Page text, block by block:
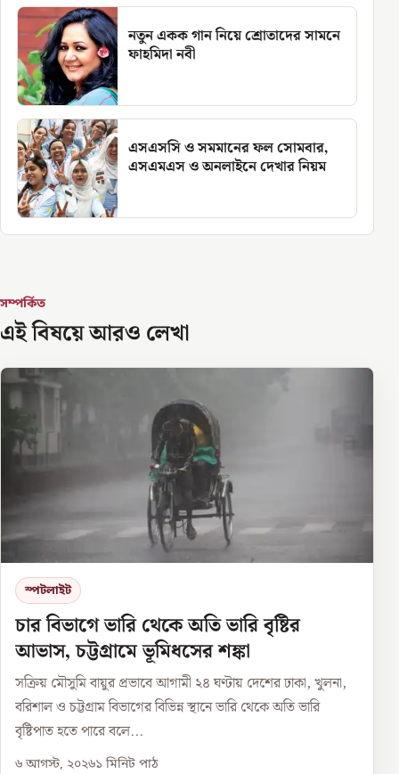
নতুন একক গান নিয়ে শ্রোতাদের সামনে
ফাহমিদা নবী
এসএসসি ও সমমানের ফল সোমবার,
এসএমএস ও অনলাইনে দেখার নিয়ম
সম্পর্কিত
এই বিষয়ে আরও লেখা
স্পটলাইট
চার বিভাগে ভারি থেকে অতি ভারি বৃষ্টির
আভাস, চট্টগ্রামে ভূমিধসের শঙ্কা
সক্রিয় মৌসুমি বায়ুর প্রভাবে আগামী ২৪ ঘণ্টায় দেশের ঢাকা, খুলনা,
বরিশাল ও চট্টগ্রাম বিভাগের বিভিন্ন স্থানে ভারি থেকে অতি ভারি
বৃষ্টিপাত হতে পারে বলে...
৬ আগস্ট, ২০২৬১ মিনিট পাঠ